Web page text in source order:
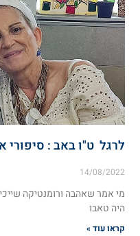
לרגל ט"ו באב :
14/08/2022
מי אמר שאהבה ורומנטיקה
היה טאבו
קראו עוד »